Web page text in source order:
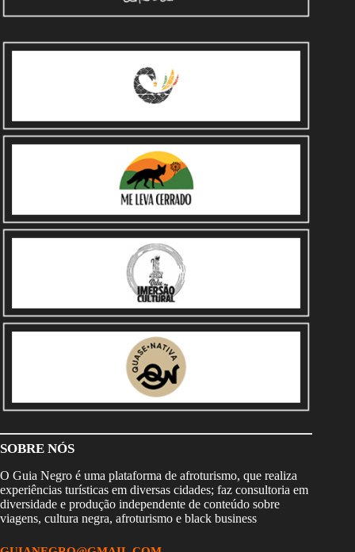
SOBRE NÓS
O Guia Negro é uma plataforma de afroturismo, que realiza
experiências turísticas em diversas cidades; faz consultoria em
diversidade e produção independente de conteúdo sobre
viagens, cultura negra, afroturismo e black business